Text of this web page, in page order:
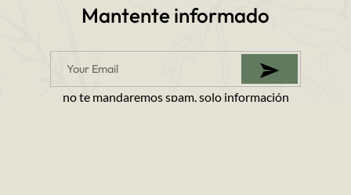
Mantente informado
no te mandaremos spam, solo información